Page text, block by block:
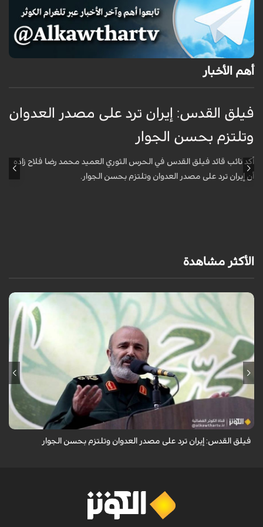
أهم الأخبار
فيلق القدس: إيران ترد على مصدر العدوان
وتلتزم بحسن الجوار
أكد نائب قائد فيلق القدس في الحرس الثوري العميد محمد رضا فلاح زاده
أن إيران ترد على مصدر العدوان وتلتزم بحسن الجوار.
الأكثر مشاهدة
أكد نائب قائد فيلق القدس في الحرس الثوري العميد محمد رضا فلاح زاده أن
إيران ترد على مصدر العدوان وتلتزم بحسن الجوار.
فيلق القدس: إيران ترد على مصدر العدوان وتلتزم بحسن الجوار